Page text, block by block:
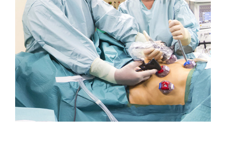
POSE D’UN BYPASS